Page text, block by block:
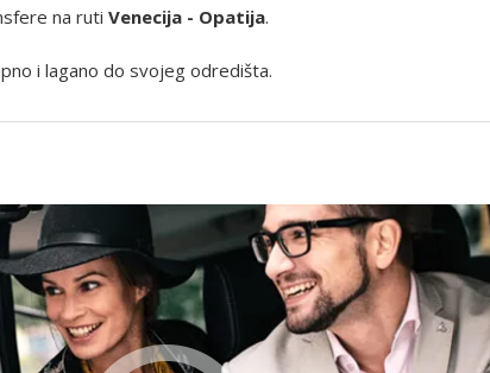
na ruti Venecija - Opatija.
i lagano do svojeg odredišta.